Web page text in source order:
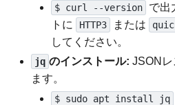
$ curl --version
で出
トに
HTTP3 または quic
してください。
jq のインストール: JSON
ます。
$ sudo apt install jq